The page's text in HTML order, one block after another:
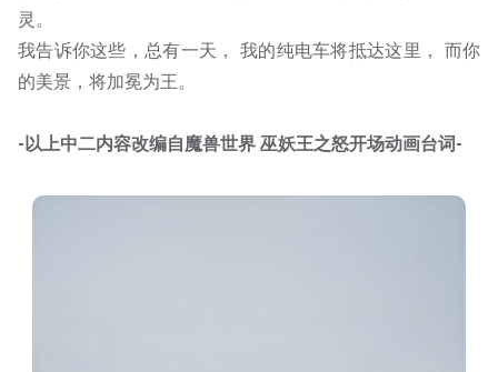
灵。
我告诉你这些，总有一天， 我的纯电车将抵达这里， 而你
的美景，将加冕为王。
-以上中二内容改编自魔兽世界 巫妖王之怒开场动画台词-